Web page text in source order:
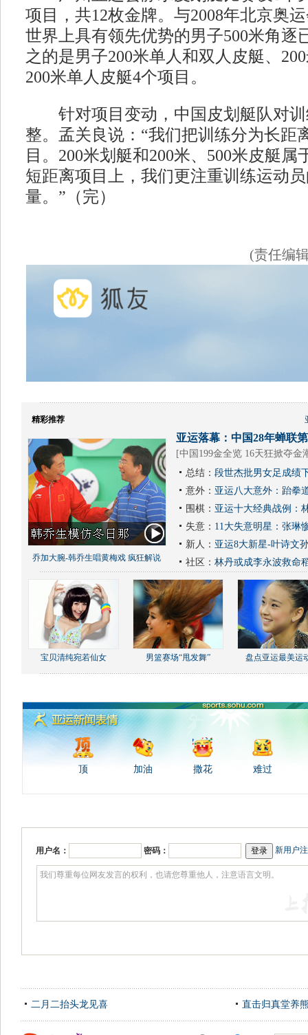
项目，共12枚金牌。与2008年北京奥
世界上具有领先优势的男子500米角逐
之的是男子200米单人和双人皮艇、
200米单人皮艇4个项目。
针对项目变动，中国皮划艇队对训
整。孟关良说：“我们把训练分为长距
目。200米划艇和200米、500米皮艇属
短距离项目上，我们更注重训练运动
量。”（完）
(责任编
精彩推荐
乔加大腕-韩乔生唱黄梅戏 疯狂解说
亚运落幕：中国28年蝉联
[中国199金全览 16天狂掀夺金
总结： 段世杰批男女足成绩
意外： 亚运八大意外：跆拳
围棋： 亚运十大经典战例：
失意： 11大失意明星：张琳
新人： 亚运8大新星-叶诗文
社区： 林丹或成李永波救命
宝贝清纯宛若仙女 男篮赛场“甩发舞” 盘点亚运最美运
顶 加油 撒花 难过
用户名： 密码： 新用户
二月二抬头龙见喜 直击归真堂养